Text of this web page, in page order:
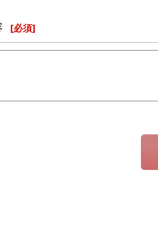
[必須]